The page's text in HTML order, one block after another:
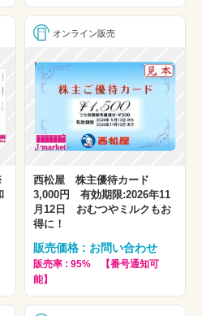
オンライン販売
西松屋 株主優待カード
3,000円 有効期限:2026年11
月12日 おむつやミルクもお
得に！
販売価格 : お問い合わせ
販売率 : 95% 【番号通知可
能】